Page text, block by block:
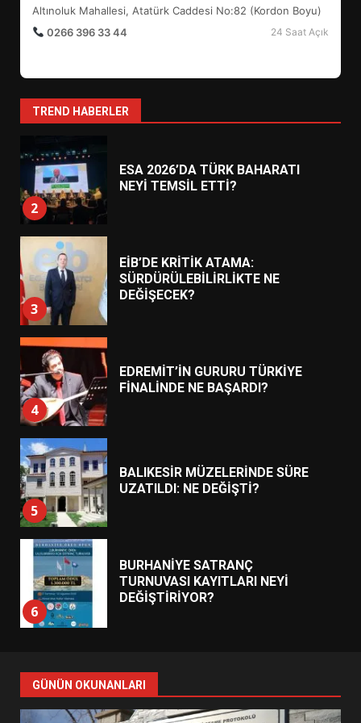
Altınoluk Mahallesi, Atatürk Caddesi No:82 (Kordon Boyu)
0266 396 33 44
24 Saat Açık
TREND HABERLER
7
1
HAREKETE GEÇİYOR: GÖZLER
2
ESA 2026’DA TÜRK BAHARATI
NEYİ TEMSİL ETTİ?
3
EİB’DE KRİTİK ATAMA:
SÜRDÜRÜLEBİLİRLİKTE NE
DEĞİŞECEK?
4
EDREMİT’İN GURURU TÜRKİYE
FİNALİNDE NE BAŞARDI?
5
BALIKESİR MÜZELERİNDE SÜRE
UZATILDI: NE DEĞİŞTİ?
6
BURHANİYE SATRANÇ
TURNUVASI KAYITLARI NEYİ
DEĞİŞTİRİYOR?
7
YENİ YÖNETİM NASIL
ŞEKİLLENDİ?
GÜNÜN OKUNANLARI